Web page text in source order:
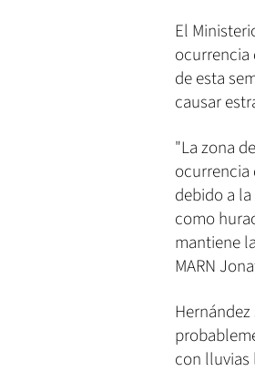
El
ocurrencia
de esta
causar
"La zona
ocurrencia
debido a
como
mantiene
MARN
con lluvias